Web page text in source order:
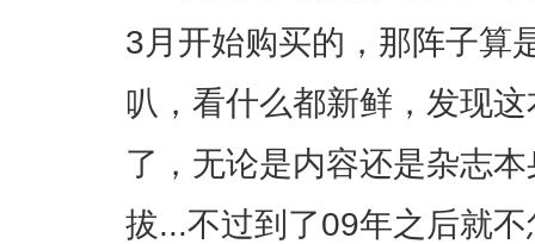
3月开始购买的，那阵子算
叭，看什么都新鲜，发现
了，无论是内容还是杂志
拔...不过到了09年之后就